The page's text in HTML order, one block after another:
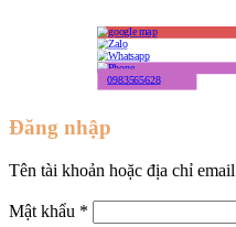
0983565628
Đăng nhập
Tên tài khoản hoặc địa chỉ email
Mật khẩu *